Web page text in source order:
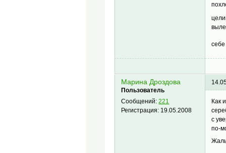
Марина Дроздова
Пользователь
Сообщений:221
Регистрация: 19.05.2008
Как
с
по-